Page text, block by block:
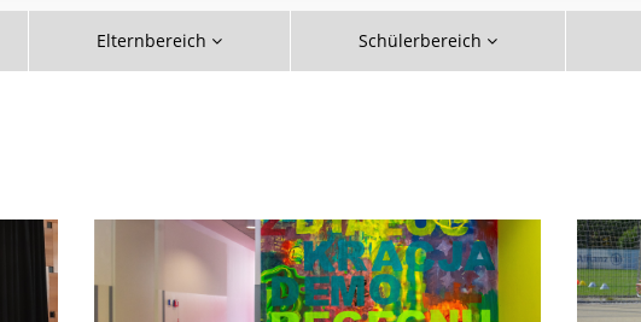
Elternbereich Schülerbereich